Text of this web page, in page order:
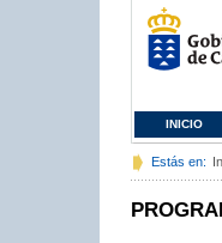
INICIO
Estás en: